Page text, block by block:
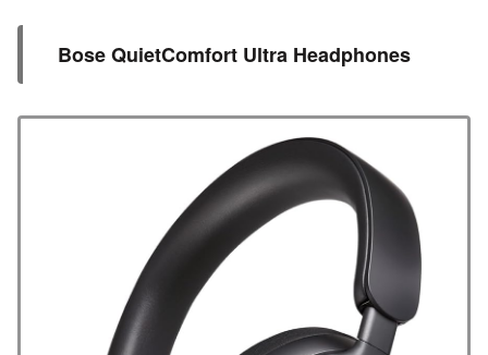
Bose QuietComfort Ultra Headphones